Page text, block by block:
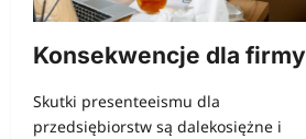
Konsekwencje dla firmy
Skutki presenteeismu dla
przedsiębiorstw są dalekosiężne i